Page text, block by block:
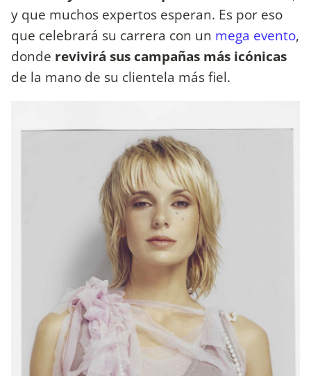
y que muchos expertos esperan. Es por eso
que celebrará su carrera con un mega evento,
donde revivirá sus campañas más icónicas
de la mano de su clientela más fiel.